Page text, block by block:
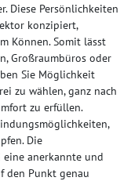
Diese Persönlichkeiten
konzipiert,
Können. Somit lässt
Großraumbüros oder
Sie Möglichkeit
zu wählen, ganz nach
zu erfüllen.
Die
eine anerkannte und
den Punkt genau